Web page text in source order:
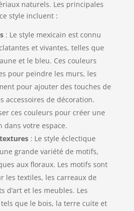
naturels. Les principales
style incluent :
: Le style mexicain est connu
et vivantes, telles que
et le bleu. Ces couleurs
pour peindre les murs, les
pour ajouter des touches de
accessoires de décoration.
ces couleurs pour créer une
votre espace.
: Le style éclectique
grande variété de motifs,
aux floraux. Les motifs sont
les textiles, les carreaux de
d’art et les meubles. Les
que le bois, la terre cuite et